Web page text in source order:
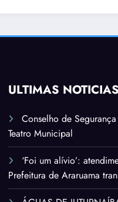
ÚLTIMAS NOTÍCIAS
Conselho de
Teatro Municipal
‘Foi um alívio’:
Prefeitura de Araruama